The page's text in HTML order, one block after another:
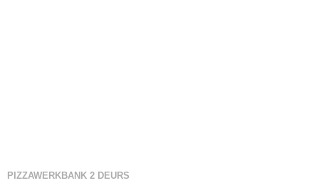
PIZZAWERKBANK 2 DEURS